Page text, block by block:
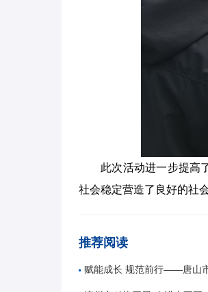
此次活动进一步提高
社会稳定营造了良好的社会
推荐阅读
赋能成长 规范前行——唐山市公路学会举办公路工程